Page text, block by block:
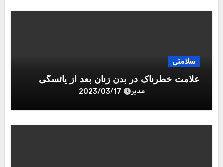
سلامتی
علامت خطرناک در بدن زنان بعد از یائسگی
مدیر 2023/03/17